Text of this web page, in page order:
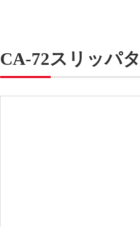
CA-72スリッパ